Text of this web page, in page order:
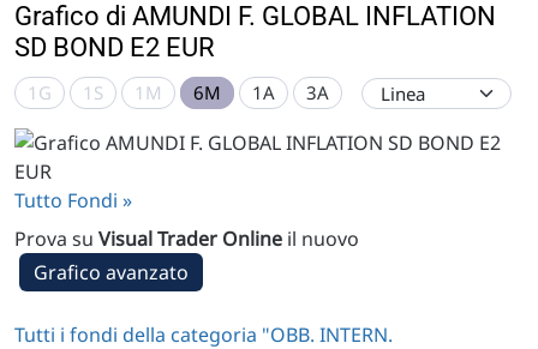
Grafico di AMUNDI F. GLOBAL INFLATION
SD BOND E2 EUR
1G 1S 1M 6M 1A 3A
Tutto Fondi »
Prova su Visual Trader Online il nuovo
Grafico avanzato
Tutti i fondi della categoria "OBB. INTERN.